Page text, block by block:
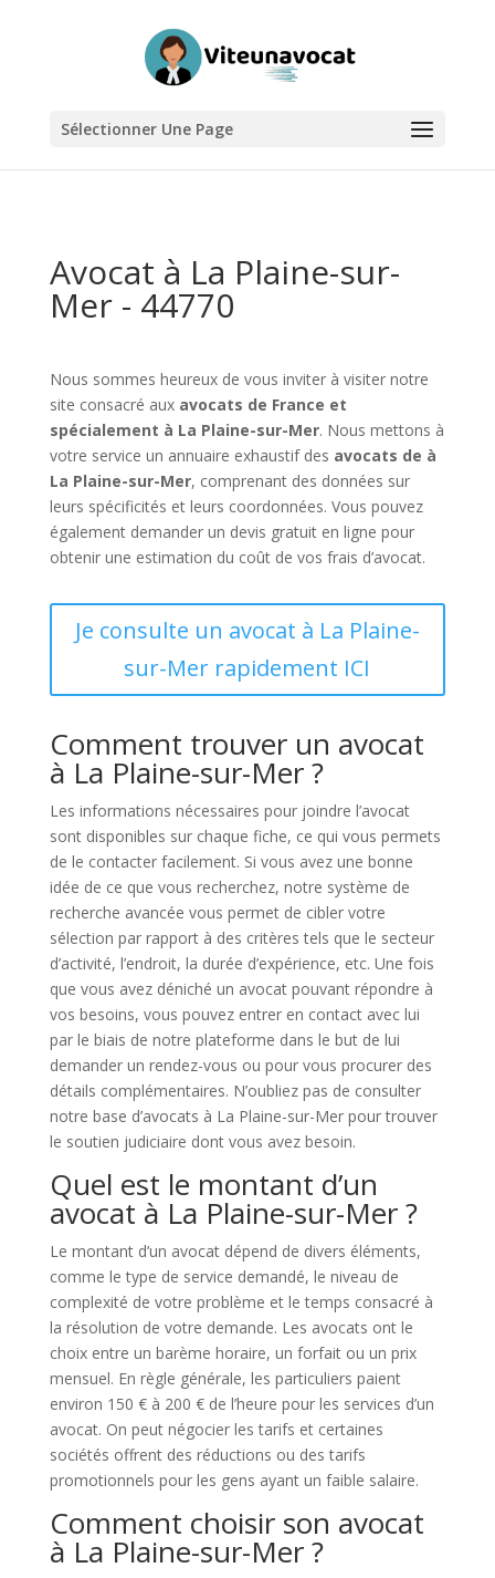
Sélectionner Une Page
Avocat à La Plaine-sur-
Mer - 44770
Nous sommes heureux de vous inviter à visiter notre
site consacré aux avocats de France et
spécialement à La Plaine-sur-Mer. Nous mettons à
votre service un annuaire exhaustif des avocats de à
La Plaine-sur-Mer, comprenant des données sur
leurs spécificités et leurs coordonnées. Vous pouvez
également demander un devis gratuit en ligne pour
obtenir une estimation du coût de vos frais d’avocat.
Je consulte un avocat à La Plaine-
sur-Mer rapidement ICI
Comment trouver un avocat
à La Plaine-sur-Mer ?
Les informations nécessaires pour joindre l’avocat
sont disponibles sur chaque fiche, ce qui vous permets
de le contacter facilement. Si vous avez une bonne
idée de ce que vous recherchez, notre système de
recherche avancée vous permet de cibler votre
sélection par rapport à des critères tels que le secteur
d’activité, l’endroit, la durée d’expérience, etc. Une fois
que vous avez déniché un avocat pouvant répondre à
vos besoins, vous pouvez entrer en contact avec lui
par le biais de notre plateforme dans le but de lui
demander un rendez-vous ou pour vous procurer des
détails complémentaires. N’oubliez pas de consulter
notre base d’avocats à La Plaine-sur-Mer pour trouver
le soutien judiciaire dont vous avez besoin.
Quel est le montant d’un
avocat à La Plaine-sur-Mer ?
Le montant d’un avocat dépend de divers éléments,
comme le type de service demandé, le niveau de
complexité de votre problème et le temps consacré à
la résolution de votre demande. Les avocats ont le
choix entre un barème horaire, un forfait ou un prix
mensuel. En règle générale, les particuliers paient
environ 150 € à 200 € de l’heure pour les services d’un
avocat. On peut négocier les tarifs et certaines
sociétés offrent des réductions ou des tarifs
promotionnels pour les gens ayant un faible salaire.
Comment choisir son avocat
à La Plaine-sur-Mer ?